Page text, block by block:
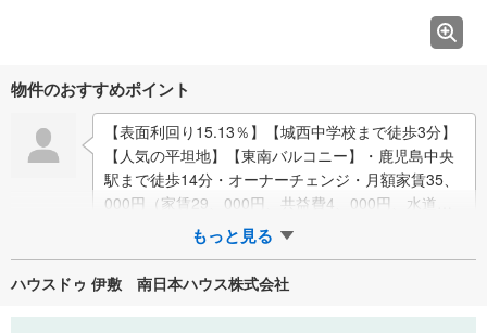
物件のおすすめポイント
【表面利回り15.13％】【城西中学校まで徒歩3分】
【人気の平坦地】【東南バルコニー】・鹿児島中央
駅まで徒歩14分・オーナーチェンジ・月額家賃35、
000円（家賃29、000円、共益費4、000円、水道代
2、000円）●周辺環境●…
もっと見る
ハウスドゥ 伊敷 南日本ハウス株式会社